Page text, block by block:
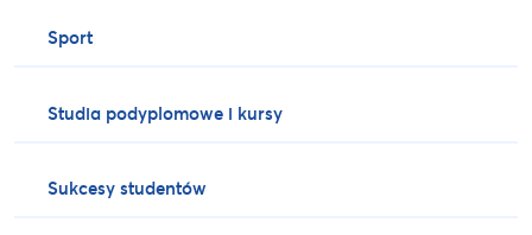
Sport
Studia podyplomowe i kursy
Sukcesy studentów